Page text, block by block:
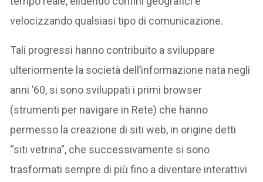
velocizzando qualsiasi tipo di comunicazione.
Tali progressi hanno contribuito a sviluppare
ulteriormente la società dell’informazione nata negli
anni ’60, si sono sviluppati i primi browser
(strumenti per navigare in Rete) che hanno
permesso la creazione di siti web, in origine detti
“siti vetrina”, che successivamente si sono
trasformati sempre di più fino a diventare interattivi